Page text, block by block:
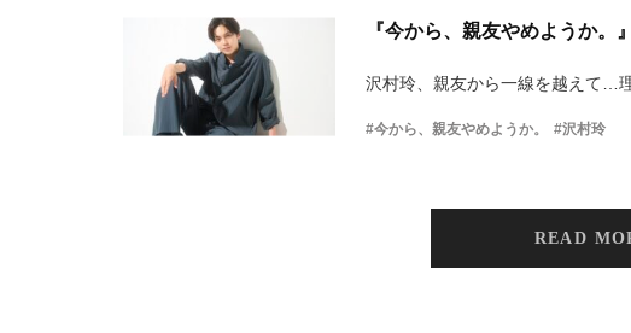
『今から、親友やめようか。
沢村玲、親友から一線を越えて…
#今から、親友やめようか。 #沢村玲
READ